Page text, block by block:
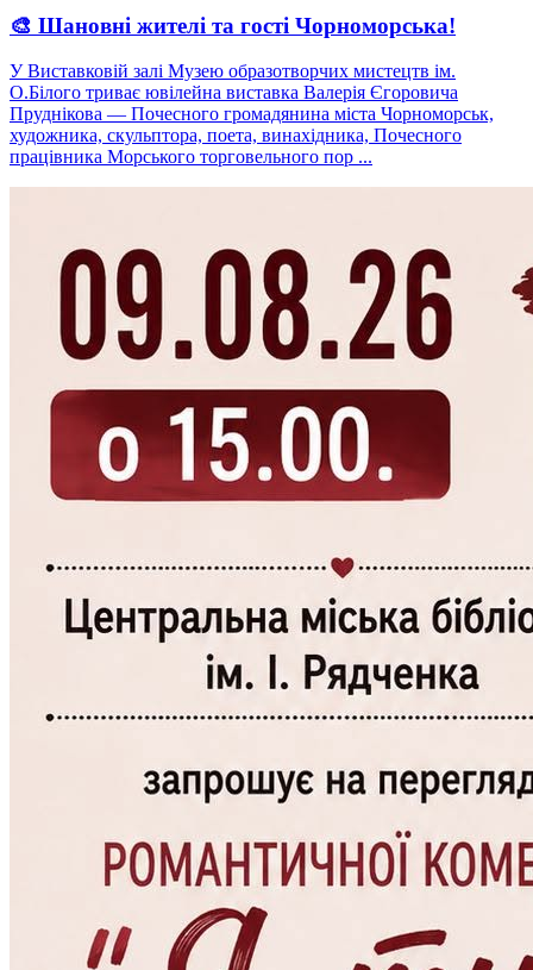
🎨 Шановні жителі та гості Чорноморська!
У Виставковій залі Музею образотворчих мистецтв ім.
О.Білого триває ювілейна виставка Валерія Єгоровича
Пруднікова — Почесного громадянина міста Чорноморськ,
художника, скульптора, поета, винахідника, Почесного
працівника Морського торговельного пор ...